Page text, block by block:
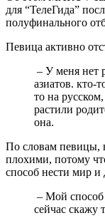
для “ТелеГида”
полуфинального
Певица активно
– У меня нет
азиатов. кто-
то на
растили
она.
По словам певицы,
плохими, потому
способ нести мир и
– Мой
сейчас скажу